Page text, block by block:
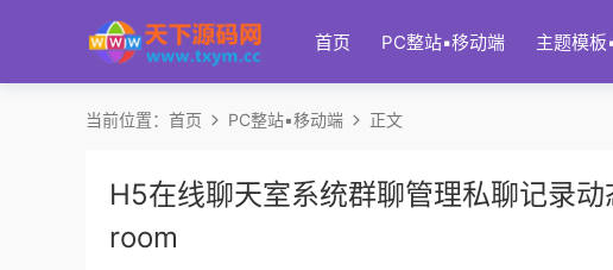
首页 PC整站▪移动端 主题模板
当前位置： 首页 PC整站▪移动端 正文
H5在线聊天室系统群聊管理私聊记录
room